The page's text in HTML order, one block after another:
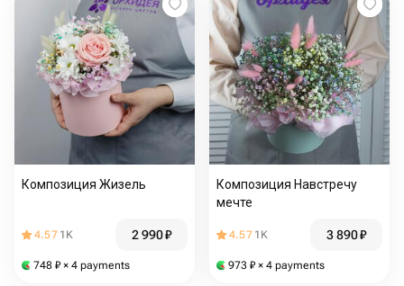
Композиция Жизель
4.57 1K 2 990₽
748 ₽ × 4 payments
Композиция Навстречу
мечте
4.57 1K 3 890₽
973 ₽ × 4 payments